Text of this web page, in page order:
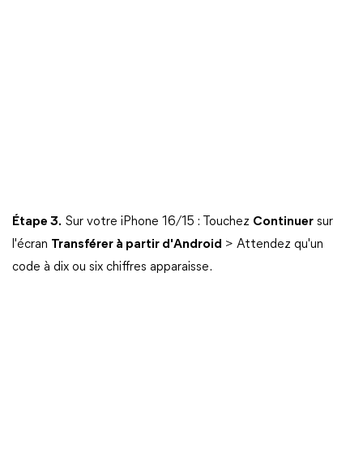
Étape 3. Sur votre iPhone 16/15 : Touchez Continuer sur
l'écran Transférer à partir d'Android > Attendez qu'un
code à dix ou six chiffres apparaisse.